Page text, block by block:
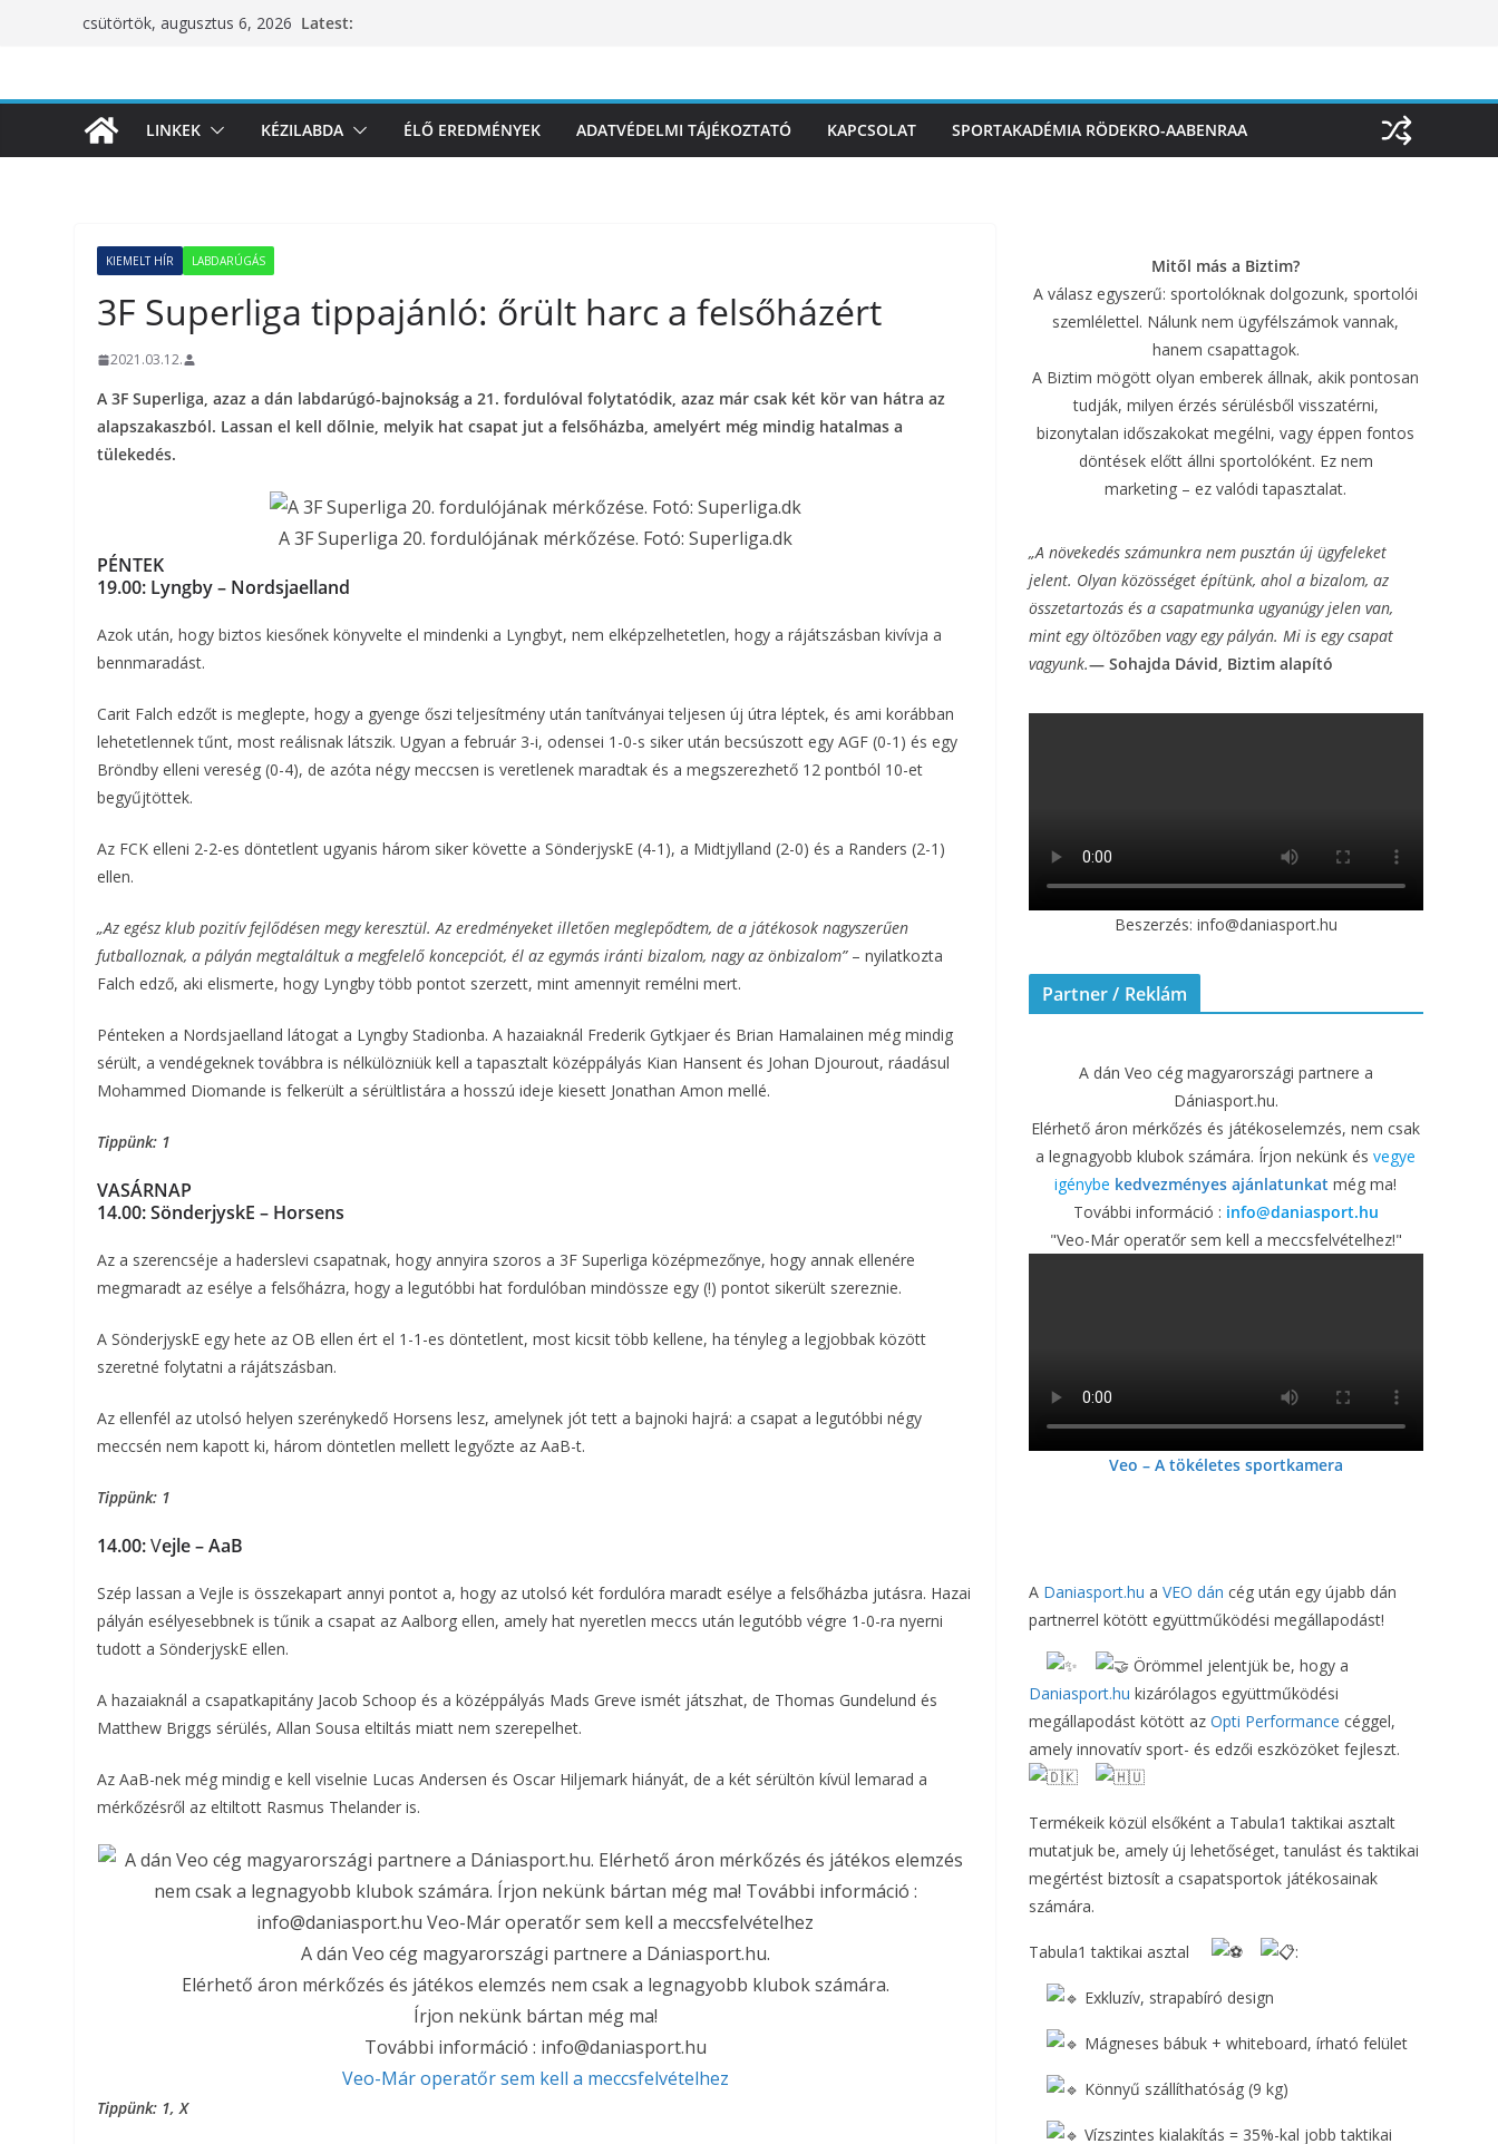
csütörtök, augusztus 6, 2026 Latest:
LINKEK KÉZILABDA ÉLŐ EREDMÉNYEK ADATVÉDELMI TÁJÉKOZTATÓ KAPCSOLAT SPORTAKADÉMIA RÖDEKRO-AABENRAA
KIEMELT HÍR LABDARÚGÁS
3F Superliga tippajánló: őrült harc a felsőházért
2021.03.12.
A 3F Superliga, azaz a dán labdarúgó-bajnokság a 21. fordulóval folytatódik, azaz már csak két kör van hátra az
alapszakaszból. Lassan el kell dőlnie, melyik hat csapat jut a felsőházba, amelyért még mindig hatalmas a
tülekedés.
A 3F Superliga 20. fordulójának mérkőzése. Fotó: Superliga.dk
PÉNTEK
19.00: Lyngby – Nordsjaelland
Azok után, hogy biztos kiesőnek könyvelte el mindenki a Lyngbyt, nem elképzelhetetlen, hogy a rájátszásban kivívja a
bennmaradást.
Carit Falch edzőt is meglepte, hogy a gyenge őszi teljesítmény után tanítványai teljesen új útra léptek, és ami korábban
lehetetlennek tűnt, most reálisnak látszik. Ugyan a február 3-i, odensei 1-0-s siker után becsúszott egy AGF (0-1) és egy
Bröndby elleni vereség (0-4), de azóta négy meccsen is veretlenek maradtak és a megszerezhető 12 pontból 10-et
begyűjtöttek.
Az FCK elleni 2-2-es döntetlent ugyanis három siker követte a SönderjyskE (4-1), a Midtjylland (2-0) és a Randers (2-1)
ellen.
„Az egész klub pozitív fejlődésen megy keresztül. Az eredményeket illetően meglepődtem, de a játékosok nagyszerűen
futballoznak, a pályán megtaláltuk a megfelelő koncepciót, él az egymás iránti bizalom, nagy az önbizalom”– nyilatkozta
Falch edző, aki elismerte, hogy Lyngby több pontot szerzett, mint amennyit remélni mert.
Pénteken a Nordsjaelland látogat a Lyngby Stadionba. A hazaiaknál Frederik Gytkjaer és Brian Hamalainen még mindig
sérült, a vendégeknek továbbra is nélkülözniük kell a tapasztalt középpályás Kian Hansent és Johan Djourout, ráadásul
Mohammed Diomande is felkerült a sérültlistára a hosszú ideje kiesett Jonathan Amon mellé.
Tippünk: 1
VASÁRNAP
14.00:SönderjyskE – Horsens
Az a szerencséje a haderslevi csapatnak, hogy annyira szoros a 3F Superliga középmezőnye, hogy annak ellenére
megmaradt az esélye a felsőházra, hogy a legutóbbi hat fordulóban mindössze egy (!) pontot sikerült szereznie.
A SönderjyskE egy hete az OB ellen ért el 1-1-es döntetlent, most kicsit több kellene, ha tényleg a legjobbak között
szeretné folytatni a rájátszásban.
Az ellenfél az utolsó helyen szerénykedő Horsens lesz, amelynek jót tett a bajnoki hajrá: a csapat a legutóbbi négy
meccsén nem kapott ki, három döntetlen mellett legyőzte az AaB-t.
Tippünk: 1
14.00:Vejle – AaB
Szép lassan a Vejle is összekapart annyi pontot a, hogy az utolsó két fordulóra maradt esélye a felsőházba jutásra. Hazai
pályán esélyesebbnek is tűnik a csapat az Aalborg ellen, amely hat nyeretlen meccs után legutóbb végre 1-0-ra nyerni
tudott a SönderjyskE ellen.
A hazaiaknál a csapatkapitány Jacob Schoop és a középpályás Mads Greve ismét játszhat, de Thomas Gundelund és
Matthew Briggs sérülés, Allan Sousa eltiltás miatt nem szerepelhet.
Az AaB-nek még mindig e kell viselnie Lucas Andersen és Oscar Hiljemark hiányát, de a két sérültön kívül lemarad a
mérkőzésről az eltiltott Rasmus Thelander is.
A dán Veo cég magyarországi partnere a Dániasport.hu.
Elérhető áron mérkőzés és játékos elemzés nem csak a legnagyobb klubok számára.
Írjon nekünk bártan még ma!
További információ : info@daniasport.hu
Veo-Már operatőr sem kell a meccsfelvételhez
Tippünk: 1, X
Mitől más a Biztim?
A válasz egyszerű: sportolóknak dolgozunk, sportolói
szemlélettel. Nálunk nem ügyfélszámok vannak,
hanem csapattagok.
A Biztim mögött olyan emberek állnak, akik pontosan
tudják, milyen érzés sérülésből visszatérni,
bizonytalan időszakokat megélni, vagy éppen fontos
döntések előtt állni sportolóként. Ez nem
marketing – ez valódi tapasztalat.
„A növekedés számunkra nem pusztán új ügyfeleket
jelent. Olyan közösséget építünk, ahol a bizalom, az
összetartozás és a csapatmunka ugyanúgy jelen van,
mint egy öltözőben vagy egy pályán. Mi is egy csapat
vagyunk.— Sohajda Dávid, Biztim alapító
Beszerzés: info@daniasport.hu
Partner / Reklám
A dán Veo cég magyarországi partnere a
Dániasport.hu.
Elérhető áron mérkőzés és játékoselemzés, nem csak
a legnagyobb klubok számára. Írjon nekünk ésvegye
igénybe kedvezményes ajánlatunkat még ma!
További információ : info@daniasport.hu
"Veo-Már operatőr sem kell a meccsfelvételhez!"
Veo – A tökéletes sportkamera
A Daniasport.hu a VEO dán cég után egy újabb dán
partnerrel kötött együttműködési megállapodást!
Örömmel jelentjük be, hogy a
Daniasport.hu kizárólagos együttműködési
megállapodást kötött az Opti Performance céggel,
amely innovatív sport- és edzői eszközöket fejleszt.
Termékeik közül elsőként a Tabula1 taktikai asztalt
mutatjuk be, amely új lehetőséget, tanulást és taktikai
megértést biztosít a csapatsportok játékosainak
számára.
Tabula1 taktikai asztal :
Exkluzív, strapabíró design
Mágneses bábuk + whiteboard, írható felület
Könnyű szállíthatóság (9 kg)
Vízszintes kialakítás = 35%-kal jobb taktikai